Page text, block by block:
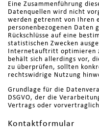
Eine Zusammenführung
Datenquellen wird nicht
werden getrennt von Ihren
personenbezogenen Daten
Rückschlüsse auf eine
statistischen Zwecken
Internetauftritt optimieren
behält sich allerdings vor,
zu überprüfen, sollten
rechtswidrige Nutzung
Grundlage für die
DSGVO, der die
Vertrags oder
Kontaktformular